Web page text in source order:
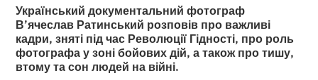
Український документальний фотограф
В’ячеслав Ратинський розповів про важливі
кадри, зняті під час Революції Гідності, про роль
фотографа у зоні бойових дій, а також про тишу,
втому та сон людей на війні.